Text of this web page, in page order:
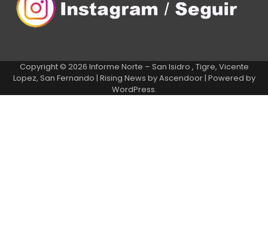
Copyright © 2026 Informe Norte – San Isidro , Tigre, Vicente
Lopez, San Fernando | Rising News byAscendoor| Powered by
WordPress.